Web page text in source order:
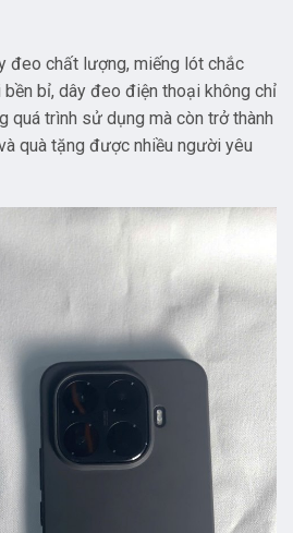
đeo chất lượng, miếng lót chắc
bỉ, dây đeo điện thoại không chỉ
quá trình sử dụng mà còn trở thành
quà tặng được nhiều người yêu